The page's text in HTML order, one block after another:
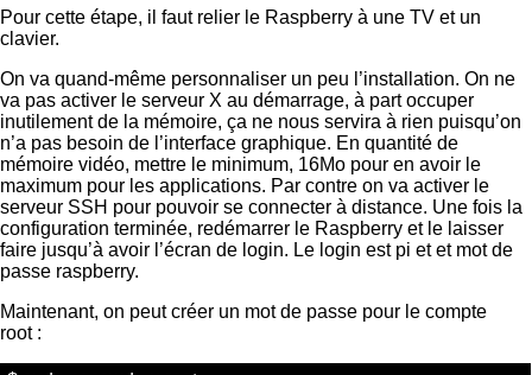
Pour cette étape, il faut relier le Raspberry à une TV et un
clavier.
On va quand-même personnaliser un peu l’installation. On ne
va pas activer le serveur X au démarrage, à part occuper
inutilement de la mémoire, ça ne nous servira à rien puisqu’on
n’a pas besoin de l’interface graphique. En quantité de
mémoire vidéo, mettre le minimum, 16Mo pour en avoir le
maximum pour les applications. Par contre on va activer le
serveur SSH pour pouvoir se connecter à distance. Une fois la
configuration terminée, redémarrer le Raspberry et le laisser
faire jusqu’à avoir l’écran de login. Le login est pi et et mot de
passe raspberry.
Maintenant, on peut créer un mot de passe pour le compte
root :